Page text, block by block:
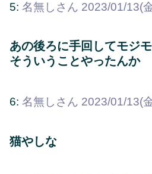
5: 名無しさん 2023/01/13(
あの後ろに手回してモジ
そういうことやったんか
6: 名無しさん 2023/01/13(
猫やしな